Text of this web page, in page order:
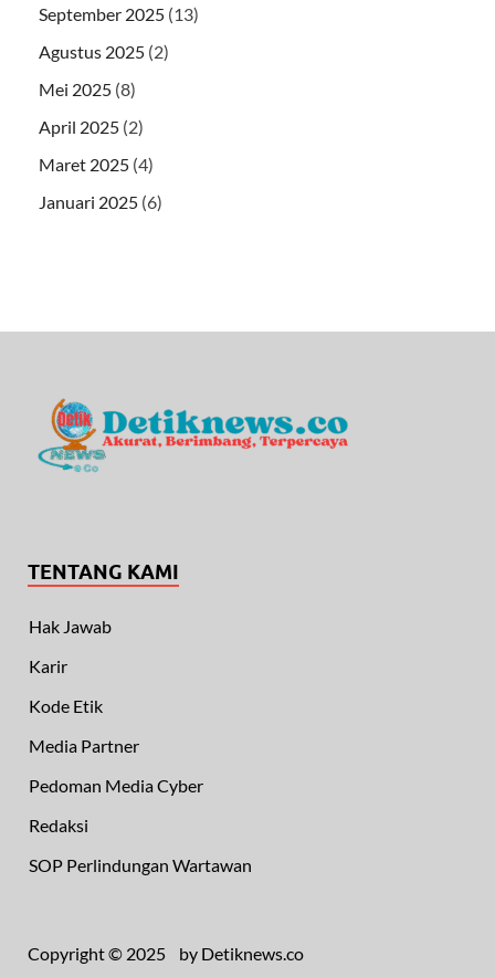
September 2025 (13)
Agustus 2025 (2)
Mei 2025 (8)
April 2025 (2)
Maret 2025 (4)
Januari 2025 (6)
TENTANG KAMI
Hak Jawab
Karir
Kode Etik
Media Partner
Pedoman Media Cyber
Redaksi
SOP Perlindungan Wartawan
Copyright © 2025 by Detiknews.co